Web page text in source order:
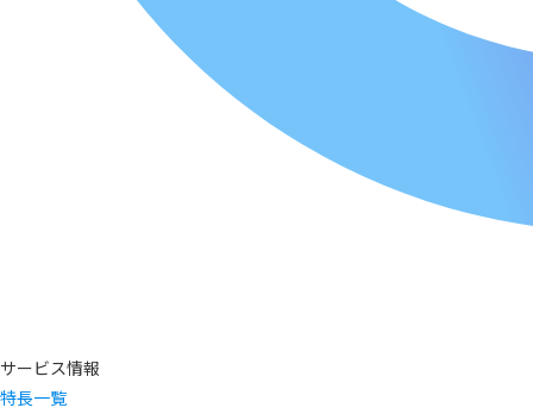
サービス情報
特長一覧